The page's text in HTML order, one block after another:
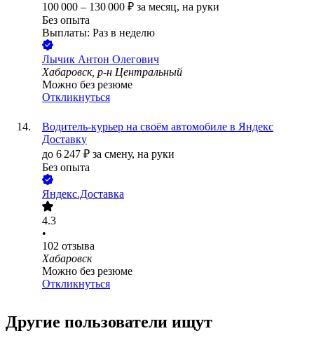
100 000 – 130 000 ₽ за месяц, на руки
Без опыта
Выплаты: Раз в неделю
Лычик Антон Олегович
Хабаровск, р-н Центральный
Можно без резюме
Откликнуться
Водитель-курьер на своём автомобиле в Яндекс
Доставку
до 6 247 ₽ за смену, на руки
Без опыта
Яндекс.Доставка
4.3
•
102 отзыва
Хабаровск
Можно без резюме
Откликнуться
Другие пользователи ищут